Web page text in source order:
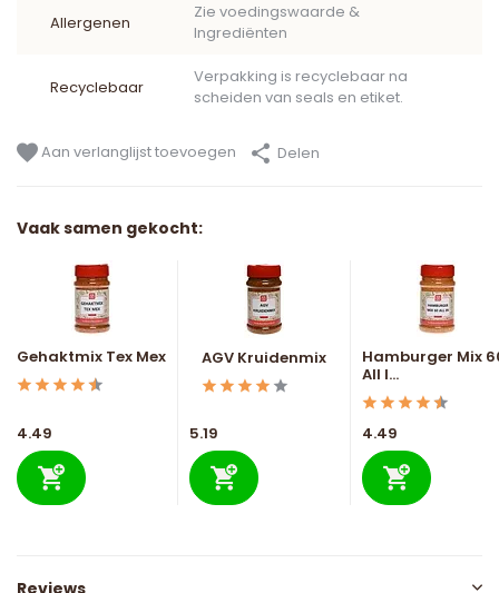
Allergenen
Zie voedingswaarde &
Ingrediënten
Recyclebaar
Verpakking is recyclebaar na
scheiden van seals en etiket.
Aan verlanglijst toevoegen Delen
Vaak samen gekocht:
Gehaktmix Tex Mex
4.49
AGV Kruidenmix
5.19
Hamburger Mix
All I...
4.49